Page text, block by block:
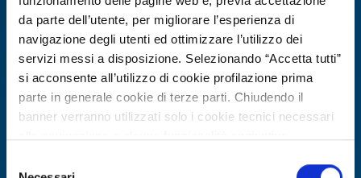
da parte dell’utente, per migliorare l’esperienza di
navigazione degli utenti ed ottimizzare l’utilizzo dei
servizi messi a disposizione. Selezionando “Accetta tutti”
si acconsente all’utilizzo di cookie profilazione prima
parte in generale cookie di terze parti. Chiudendo il
banner verranno utilizzati solo i cookie tecnici necessari
Per conoscere i dettagli, consulta la nostra cookie policy.